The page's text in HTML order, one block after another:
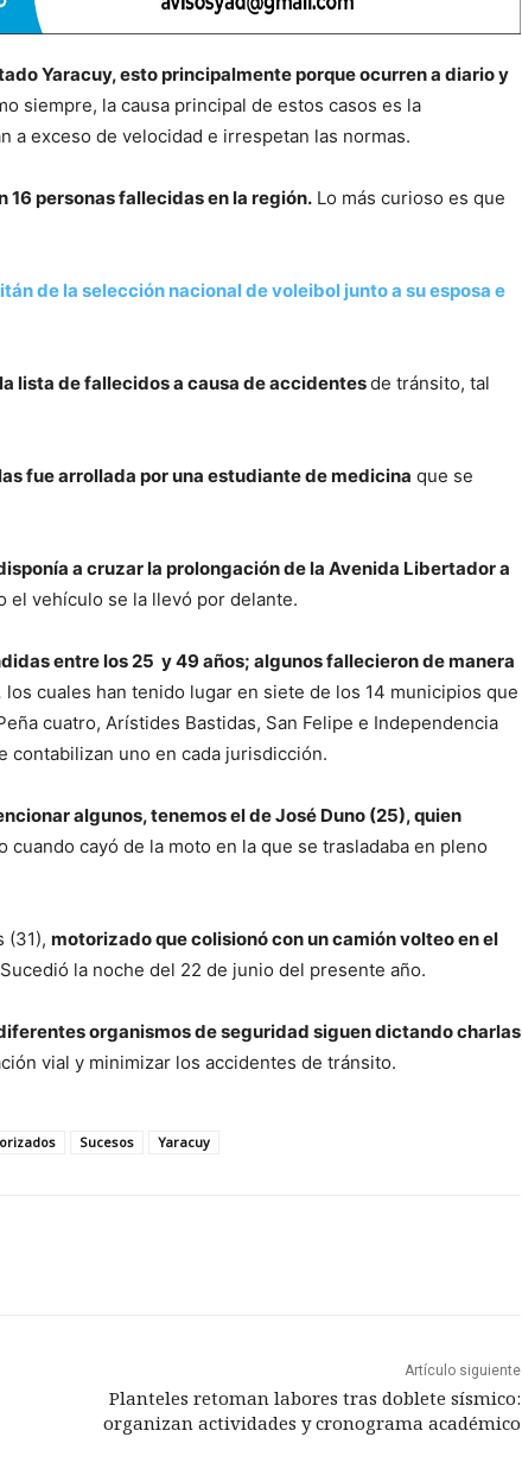
Yaracuy, esto principalmente porque ocurren a diario y
siempre, la causa principal de estos casos es la
a exceso de velocidad e irrespetan las normas.
personas fallecidas en la región. Lo más curioso es que
de la selección nacional de voleibol junto a su esposa e
lista de fallecidos a causa de accidentesde tránsito, tal
fue arrollada por una estudiante de medicina que se
a cruzar la prolongación de la Avenida Libertador a
el vehículo se la llevó por delante.
entre los 25 y 49 años; algunos fallecieron de manera
los cuales han tenido lugar en siete de los 14 municipios que
cuatro, Arístides Bastidas, San Felipe e Independencia
contabilizan uno en cada jurisdicción.
algunos, tenemos el de José Duno (25), quien
cuando cayó de la moto en la que se trasladaba en pleno
(31), motorizado que colisionó con un camión volteo en el
Sucedió la noche del 22 de junio del presente año.
organismos de seguridad siguen dictando charlas
vial y minimizar los accidentes de tránsito.
Sucesos Yaracuy
Artículo siguiente
Planteles retoman labores tras doblete sísmico:
organizan actividades y cronograma académico